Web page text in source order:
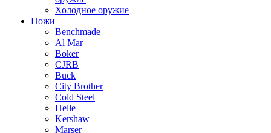
Холодное оружие
Ножи
Benchmade
Al Mar
Boker
CJRB
Buck
City Brother
Cold Steel
Helle
Kershaw
Marser